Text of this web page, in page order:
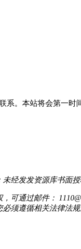
。本站将会第一
经发发资源库书面
可通过邮件：
须遵循相关法律法